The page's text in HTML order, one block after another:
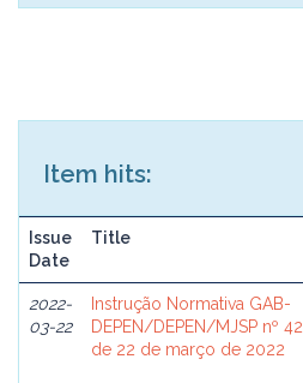
Item hits:
Issue
Date
Title
2022-
03-22
Instrução Normativa GAB-
DEPEN/DEPEN/MJSP nº 42,
de 22 de março de 2022